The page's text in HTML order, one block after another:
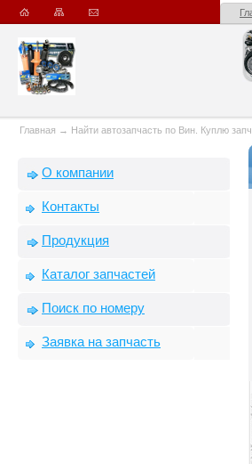
Главная → Найти автозапчасть по Вин. Куплю
О компании
Контакты
Продукция
Каталог запчастей
Поиск по номеру
Заявка на запчасть